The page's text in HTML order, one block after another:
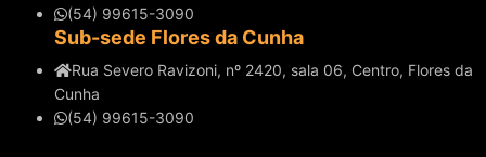
(54) 99615-3090
Sub-sede Flores da Cunha
Rua Severo Ravizoni, nº 2420, sala 06, Centro, Flores da
Cunha
(54) 99615-3090